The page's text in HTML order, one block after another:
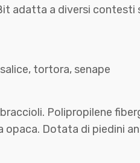
adatta a diversi contesti
tortora, senape
Polipropilene
opaca. Dotata di piedini